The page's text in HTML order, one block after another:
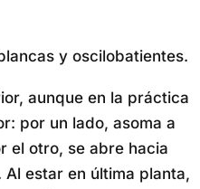
y oscilobatientes.
aunque en la práctica
por un lado, asoma a
el otro, se abre hacia
estar en última planta,